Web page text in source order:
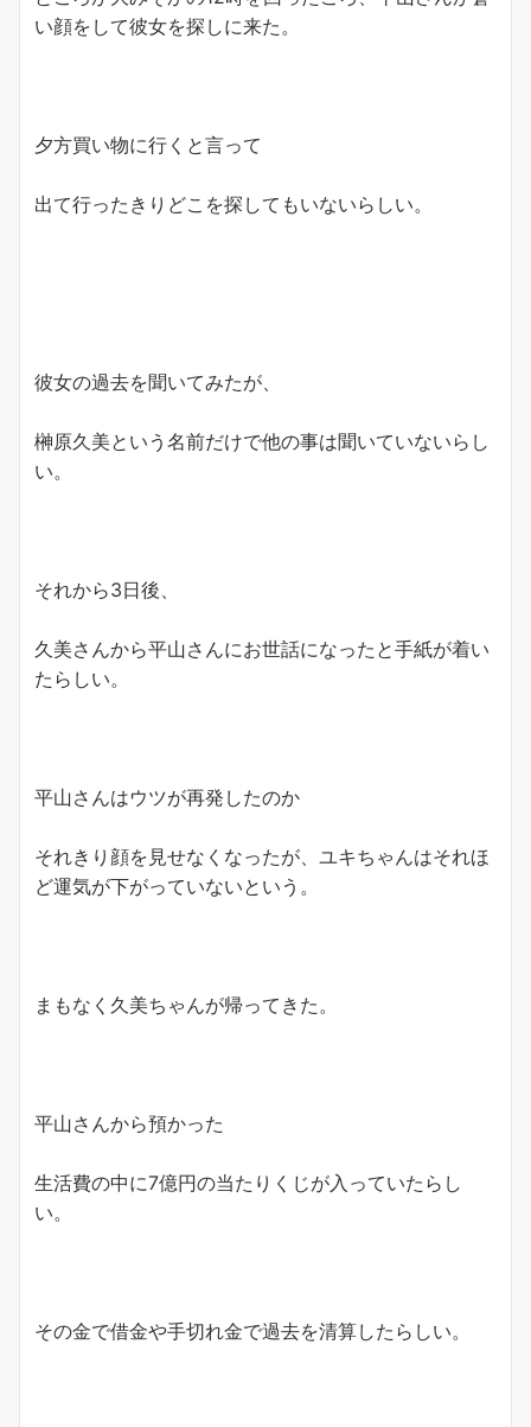
い顔をして彼女を探しに来た。
夕方買い物に行くと言って
出て行ったきりどこを探してもいないらしい。
彼女の過去を聞いてみたが、
榊原久美という名前だけで他の事は聞いていないらし
い。
それから3日後、
久美さんから平山さんにお世話になったと手紙が着い
たらしい。
平山さんはウツが再発したのか
それきり顔を見せなくなったが、ユキちゃんはそれほ
ど運気が下がっていないという。
まもなく久美ちゃんが帰ってきた。
平山さんから預かった
生活費の中に7億円の当たりくじが入っていたらし
い。
その金で借金や手切れ金で過去を清算したらしい。